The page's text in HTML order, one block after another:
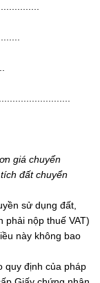
giá chuyển
đất chuyển
sử dụng đất,
phải nộp thuế VAT)
này không bao
quy định của pháp